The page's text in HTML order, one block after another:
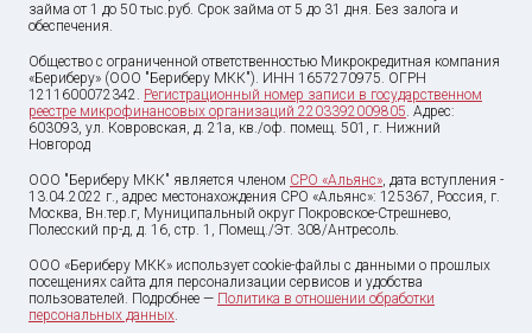
займа от1 до 50 тыс.руб. Срок займа от 5 до 31 дня. Без залога и
обеспечения.
Общество с ограниченной ответственностью Микрокредитная компания
«Бериберу» (ООО "Бериберу МКК"). ИНН 1657270975. ОГРН
1211600072342. Регистрационный номер записи в государственном
реестре микрофинансовых организаций 2203392009805. Адрес:
603093, ул. Ковровская, д. 21а, кв./оф. помещ. 501, г. Нижний
Новгород
ООО "Бериберу МКК" является членом СРО «Альянс», дата вступления -
13.04.2022 г., адрес местонахождения СРО «Альянс»: 125367, Россия, г.
Москва, Вн.тер.г, Муниципальный округ Покровское-Стрешнево,
Полесский пр-д, д. 16, стр. 1, Помещ./Эт. 308/Антресоль.
ООО «Бериберу МКК» использует cookie-файлы с данными о прошлых
посещениях сайта для персонализации сервисов и удобства
пользователей. Подробнее — Политика в отношении обработки
персональных данных.